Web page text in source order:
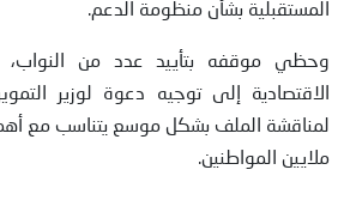
المستقبلية بشأن منظومة الدعم.
وحظي موقفه بتأييد عدد من النواب،
الاقتصادية إلى توجيه دعوة لوزير
لمناقشة الملف بشكل موسع يتناسب مع
ملايين المواطنين.